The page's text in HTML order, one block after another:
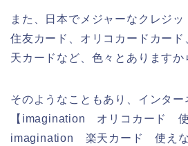
また、日本でメジャーなクレジ
住友カード、オリコカードカード
天カードなど、色々とありますか
そのようなこともあり、インター
【imagination オリコカード 使
imagination 楽天カード 使えな